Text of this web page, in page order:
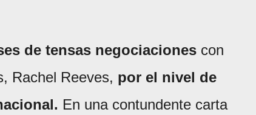
de tensas negociaciones con
Rachel Reeves, por el nivel de
En una contundente carta